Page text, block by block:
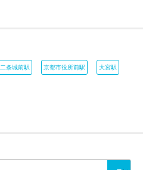
二条城前駅 京都市役所前駅 大宮駅